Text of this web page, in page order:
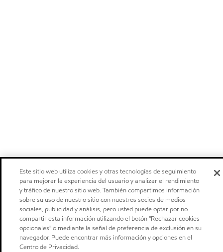
Este sitio web utiliza cookies y otras tecnologías de seguimiento
para mejorar la experiencia del usuario y analizar el rendimiento
y tráfico de nuestro sitio web. También compartimos información
sobre su uso de nuestro sitio con nuestros socios de medios
sociales, publicidad y análisis, pero usted puede optar por no
compartir esta información utilizando el botón "Rechazar cookies
opcionales" o mediante la señal de preferencia de exclusión en su
navegador. Puede encontrar más información y opciones en el
Centro de Privacidad.